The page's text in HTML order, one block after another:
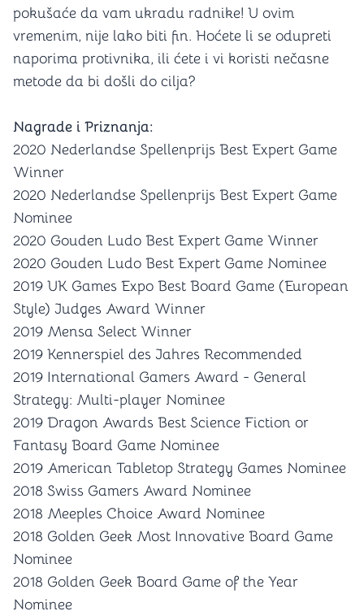
pokušaće da vam ukradu radnike! U ovim
vremenim, nije lako biti fin. Hoćete li se odupreti
naporima protivnika, ili ćete i vi koristi nečasne
metode da bi došli do cilja?
Nagrade i Priznanja:
2020 Nederlandse Spellenprijs Best Expert Game
Winner
2020 Nederlandse Spellenprijs Best Expert Game
Nominee
2020 Gouden Ludo Best Expert Game Winner
2020 Gouden Ludo Best Expert Game Nominee
2019 UK Games Expo Best Board Game (European
Style) Judges Award Winner
2019 Mensa Select Winner
2019 Kennerspiel des Jahres Recommended
2019 International Gamers Award - General
Strategy: Multi-player Nominee
2019 Dragon Awards Best Science Fiction or
Fantasy Board Game Nominee
2019 American Tabletop Strategy Games Nominee
2018 Swiss Gamers Award Nominee
2018 Meeples Choice Award Nominee
2018 Golden Geek Most Innovative Board Game
Nominee
2018 Golden Geek Board Game of the Year
Nominee